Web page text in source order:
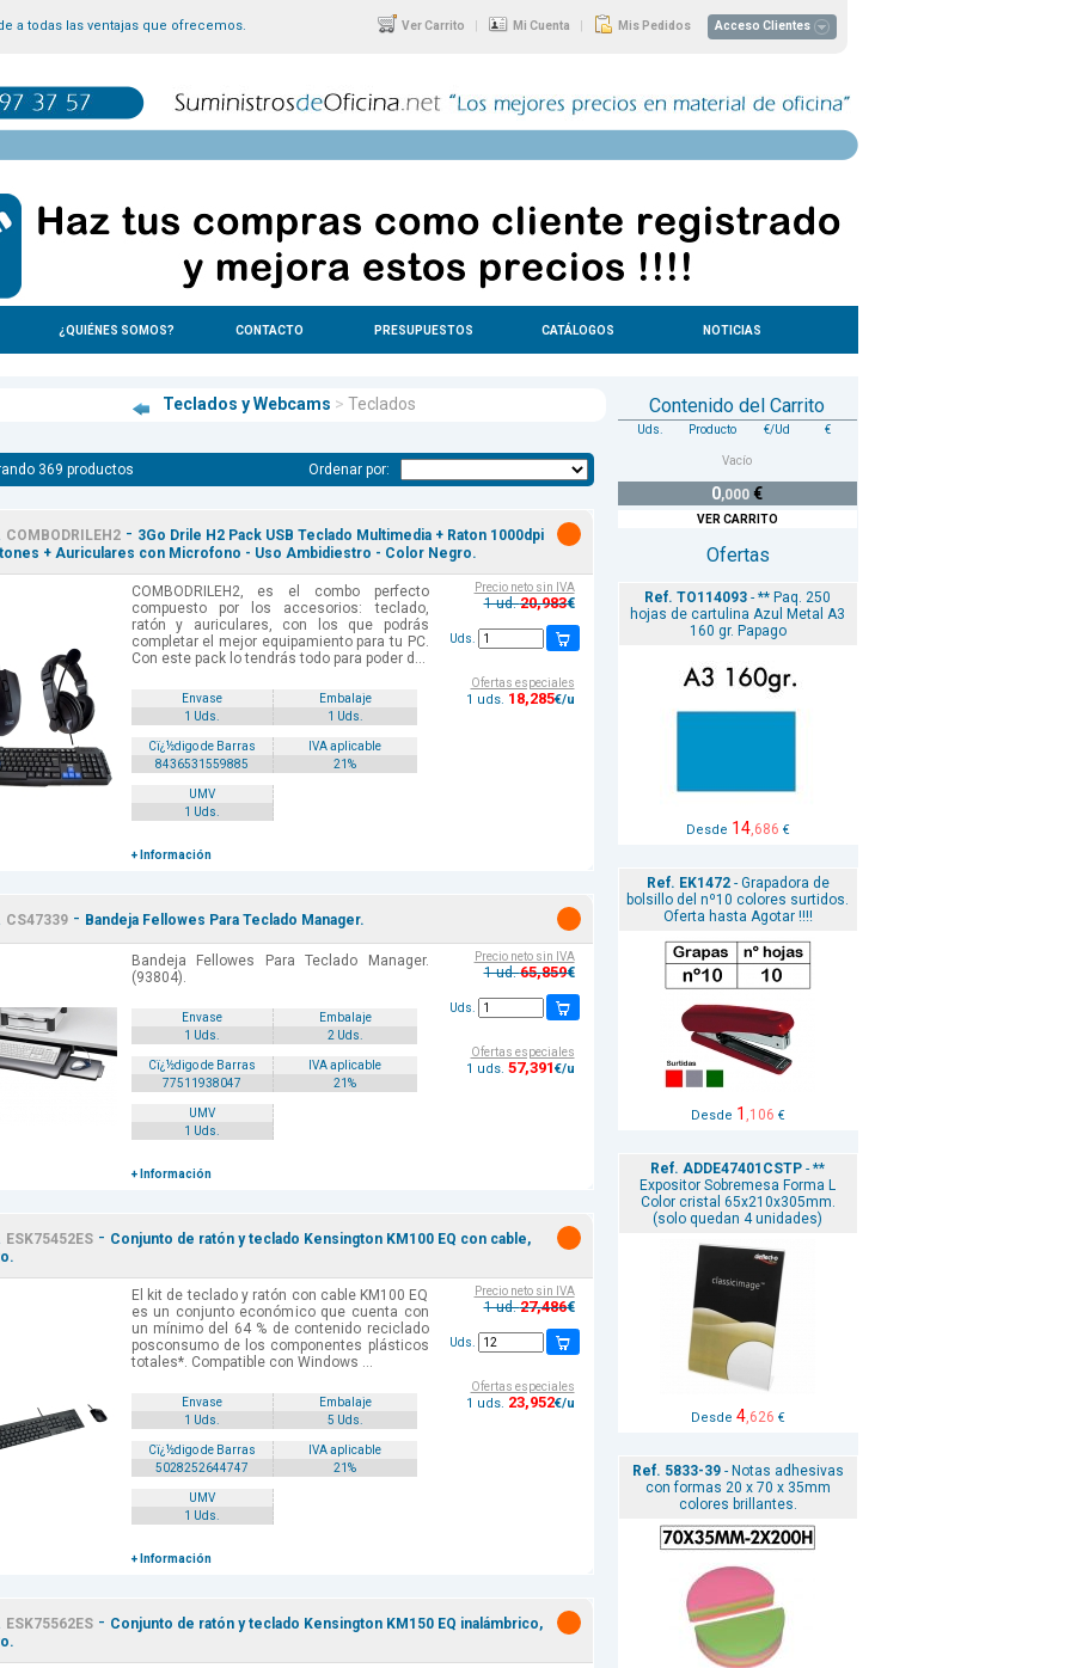
a todas las ventajas que ofrecemos. Ver Carrito | Mi Cuenta | Mis Pedidos Acceso Clientes
¿QUIÉNES SOMOS? CONTACTO PRESUPUESTOS CATÁLOGOS NOTICIAS
Teclados y Webcams > Teclados
369 productos Ordenar por:
COMBODRILEH2- 3Go Drile H2 Pack USB Teclado Multimedia + Raton 1000dpi
+ Auriculares con Microfono - Uso Ambidiestro - Color Negro.
COMBODRILEH2, es el combo perfecto
compuesto por los accesorios: teclado,
ratón y auriculares, con los que podrás
completar el mejor equipamiento para tu PC.
Con este pack lo tendrás todo para poder d...
Envase
Embalaje
1 Uds.
1 Uds.
Cï¿½digo de Barras
IVA aplicable
8436531559885
21%
UMV
1 Uds.
+ Información
Precio neto sin IVA
1 ud.20,983€
Uds.
Ofertas especiales
1 uds. 18,285€/u
CS47339- Bandeja Fellowes Para Teclado Manager.
Bandeja Fellowes Para Teclado Manager.
(93804).
Envase
Embalaje
1 Uds.
2 Uds.
Cï¿½digo de Barras
IVA aplicable
77511938047
21%
UMV
1 Uds.
+ Información
Precio neto sin IVA
1 ud.65,859€
Uds.
Ofertas especiales
1 uds. 57,391€/u
ESK75452ES- Conjunto de ratón y teclado Kensington KM100 EQ con cable,
El kit de teclado y ratón con cable KM100 EQ
es un conjunto económico que cuenta con
un mínimo del 64 % de contenido reciclado
posconsumo de los componentes plásticos
totales*. Compatible con Windows ...
Envase
Embalaje
1 Uds.
5 Uds.
Cï¿½digo de Barras
IVA aplicable
5028252644747
21%
UMV
1 Uds.
+ Información
Precio neto sin IVA
1 ud.27,486€
Uds.
Ofertas especiales
1 uds. 23,952€/u
ESK75562ES- Conjunto de ratón y teclado Kensington KM150 EQ inalámbrico,
Contenido del Carrito
Uds. Producto €/Ud €
Vacío
0,000 €
VER CARRITO
Ofertas
Ref. TO114093 - ** Paq. 250
hojas de cartulina Azul Metal A3
160 gr. Papago
Desde 14,686 €
Ref. EK1472- Grapadora de
bolsillo del nº10 colores surtidos.
Oferta hasta Agotar !!!!
Desde 1 ,106 €
Ref. ADDE47401CSTP - **
Expositor Sobremesa Forma L
Color cristal 65x210x305mm.
(solo quedan 4 unidades)
Desde 4,626 €
Ref. 5833-39- Notas adhesivas
con formas 20 x 70 x 35mm
colores brillantes.